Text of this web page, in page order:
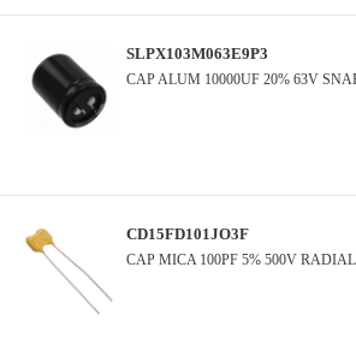
SLPX103M063E9P3
CAP ALUM 10000UF 20% 63V
CD15FD101JO3F
CAP MICA 100PF 5% 500V RADIAL